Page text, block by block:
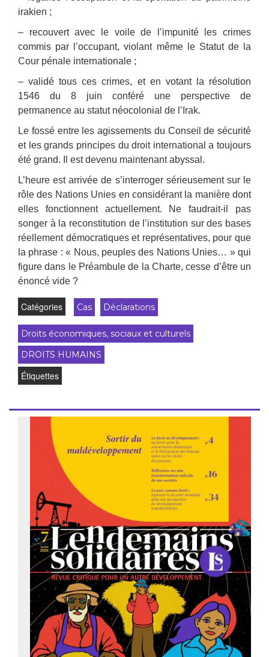
irakien ;
– recouvert avec le voile de l’impunité les crimes
commis par l’occupant, violant même le Statut de la
Cour pénale internationale ;
– validé tous ces crimes, et en votant la résolution
1546 du 8 juin conféré une perspective de
permanence au statut néocolonial de l’Irak.
Le fossé entre les agissements du Conseil de sécurité
et les grands principes du droit international a toujours
été grand. Il est devenu maintenant abyssal.
L’heure est arrivée de s’interroger sérieusement sur le
rôle des Nations Unies en considérant la manière dont
elles fonctionnent actuellement. Ne faudrait-il pas
songer à la reconstitution de l’institution sur des bases
réellement démocratiques et représentatives, pour que
la phrase : « Nous, peuples des Nations Unies… » qui
figure dans le Préambule de la Charte, cesse d’être un
énoncé vide ?
Catégories Cas Déclarations
Droits économiques, sociaux et culturels
DROITS HUMAINS
Étiquettes